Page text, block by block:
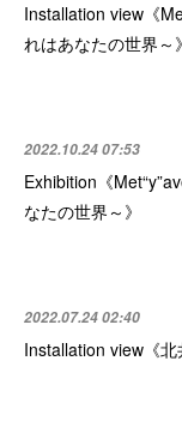
Installation view《
れはあなたの世界～》
2022.10.24 07:53
Exhibition《
なたの世界～》
2022.07.24 02:40
Installation view《北